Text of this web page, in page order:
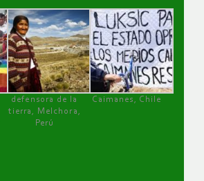
defensora de la
tierra, Melchora,
Perú
Caimanes, Chile